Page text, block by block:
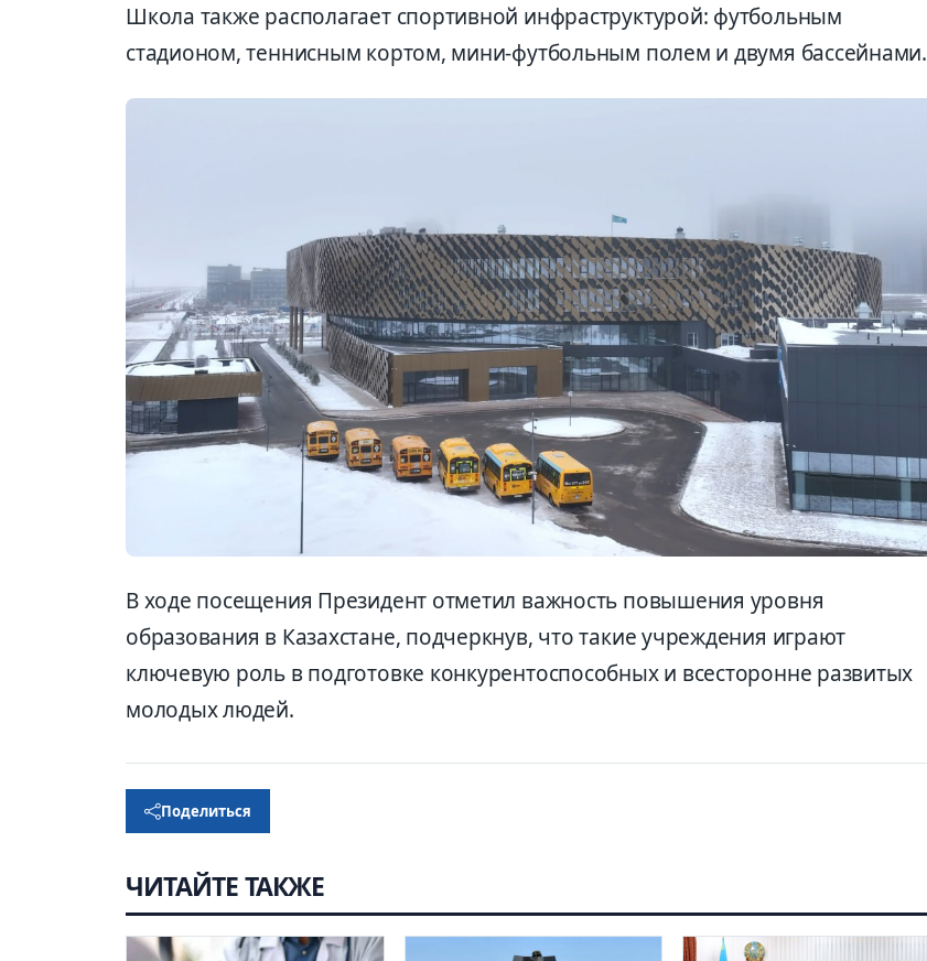
Школа также располагает спортивной инфраструктурой: футбольным
стадионом, теннисным кортом, мини-футбольным полем и двумя бассейнами.
В ходе посещения Президент отметил важность повышения уровня
образования в Казахстане, подчеркнув, что такие учреждения играют
ключевую роль в подготовке конкурентоспособных и всесторонне развитых
молодых людей.
Поделиться
ЧИТАЙТЕ ТАКЖЕ